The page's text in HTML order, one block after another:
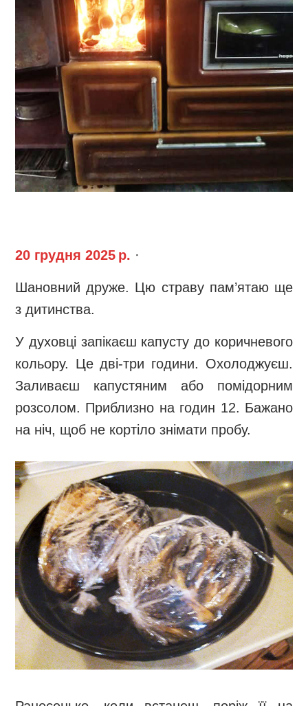
20 грудня 2025 р. ·
Шановний друже. Цю страву пам’ятаю ще
з дитинства.
У духовці запікаєш капусту до коричневого
кольору. Це дві-три години. Охолоджуєш.
Заливаєш капустяним або помідорним
розсолом. Приблизно на годин 12. Бажано
на ніч, щоб не кортіло знімати пробу.